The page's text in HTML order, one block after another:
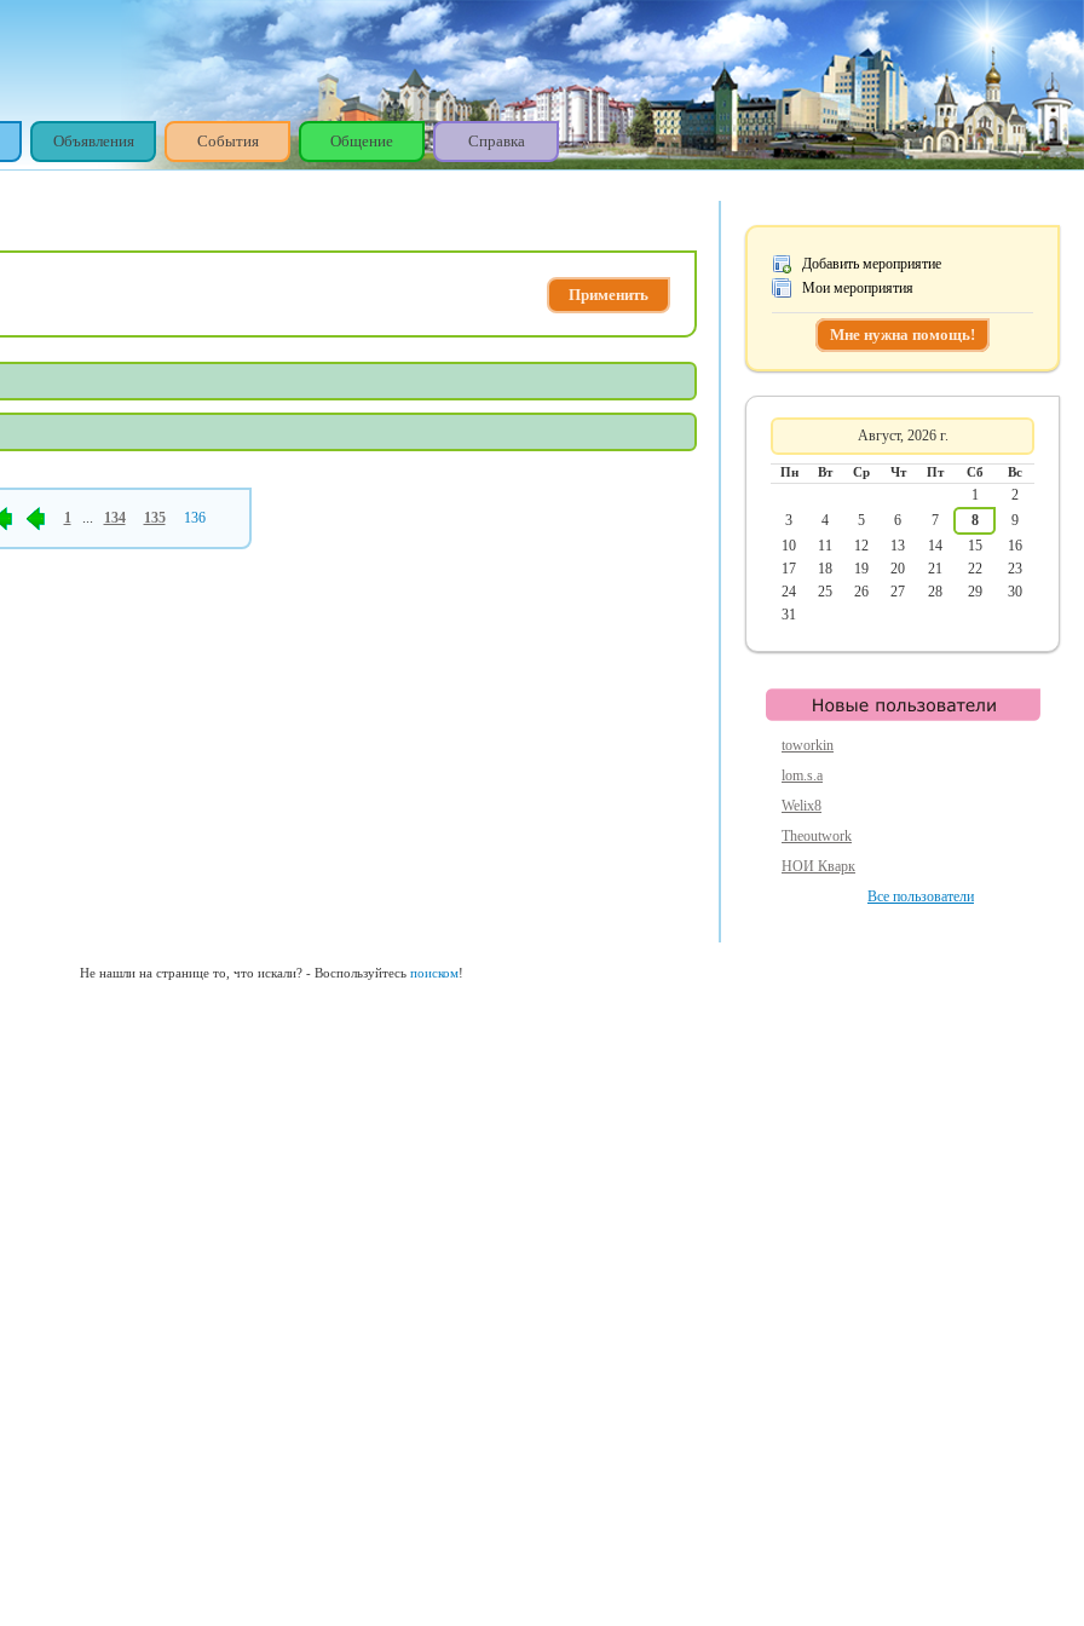
Объявления События Общение Справка
1 ... 134 135 136
Добавить мероприятие
Мои мероприятия
Мне нужна помощь!
Август, 2026 г.
Пн Вт Ср Чт Пт Сб Вс
1
2
3
4 5 6 7 8
9
10
11 12 13 14 15
16
17
18 19 20 21 22
23
24
25 26 27 28 29
30
31
toworkin
lom.s.a
Welix8
Theoutwork
НОИ Кварк
Все пользователи
Не нашли на странице то, что искали? - Воспользуйтесь поиском!